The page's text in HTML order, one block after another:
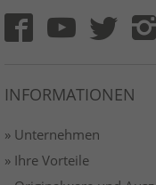
INFORMATIONEN
» Unternehmen
» Ihre Vorteile